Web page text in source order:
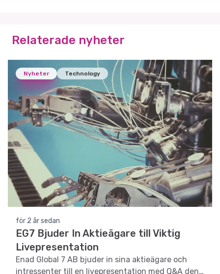
Relaterade nyheter
Nyheter Technology
för 2 år sedan
EG7 Bjuder In Aktieägare till Viktig
Livepresentation
Enad Global 7 AB bjuder in sina aktieägare och
intressenter till en livepresentation med Q&A den